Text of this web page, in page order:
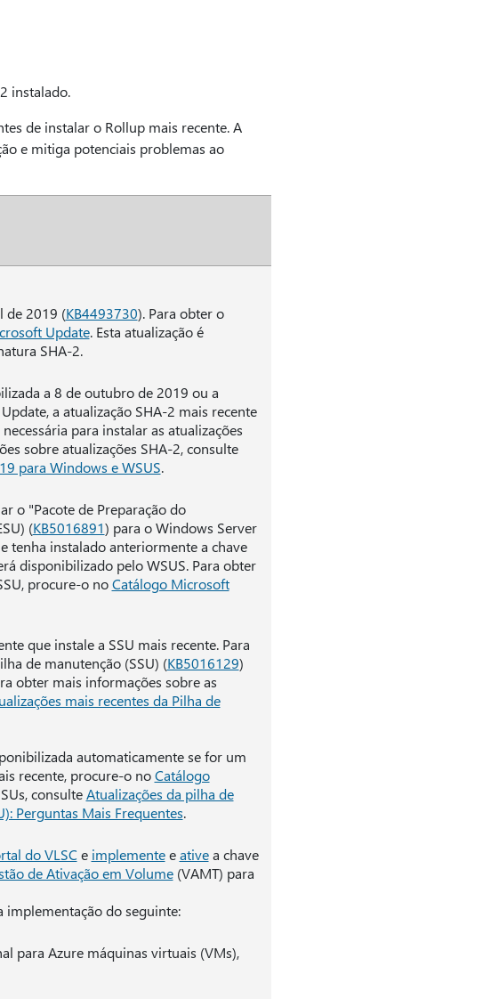
instalado.
de instalar o Rollup mais recente. A
e mitiga potenciais problemas ao
de 2019 (KB4493730). Para obter o
Update. Esta atualização é
SHA-2.
a 8 de outubro de 2019 ou a
a atualização SHA-2 mais recente
para instalar as atualizações
sobre atualizações SHA-2, consulte
para Windows e WSUS.
o "Pacote de Preparação do
(KB5016891) para o Windows Server
tenha instalado anteriormente a chave
disponibilizado pelo WSUS. Para obter
procure-o noCatálogo Microsoft
que instale a SSU mais recente. Para
de manutenção (SSU) (KB5016129)
obter mais informações sobre as
mais recentes da Pilha de
automaticamente se for um
recente, procure-o noCatálogo
consulteAtualizações da pilha de
Perguntas Mais Frequentes.
do VLSC e implementeeativea chave
de Ativação em Volume(VAMT) para
do seguinte:
para Azure máquinas virtuais (VMs),